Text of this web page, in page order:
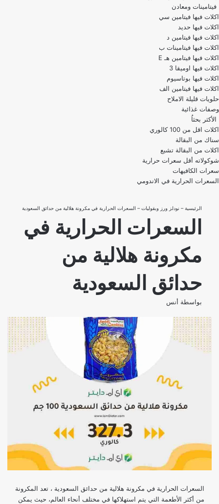
فيتامينات ومعادن
اكلات فيها فيتامين سي
اكلات فيها حديد
اكلات فيها فيتامين د
اكلات فيها فيتامينات ب
اكلات فيها فيتامين هـ E
اكلات فيها اوميقا 3
اكلات فيها بوتاسيوم
اكلات فيها فيتامين الف
حلويات قليلة الاملاح
وصفات غذائية
الأكثر بحثاُ
اكلات اقل من 100 كالوري
اكلات من البقالة تشبع
شوكولاته أقل سعرات حرارية
سعرات الكافيهات
السعرات الحرارية في الاندومي
الرئيسية– نودلز ورز وبقوليات– السعرات الحرارية في مكرونة هلالية من حدائق السعودية
السعرات الحرارية في
مكرونة هلالية من
حدائق السعودية
بواسطة أنس
السعرات الحرارية في مكرونة هلالية من حدائق السعودية ، تعد المكرونة
من أكثر الأطعمة التي يتم استهلاكها في مختلف أنحاء العالم، حيث يمكن